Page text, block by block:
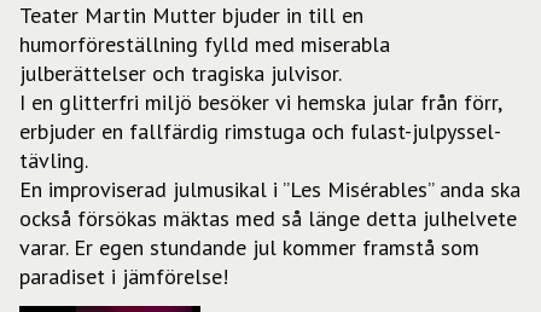
Teater Martin Mutter bjuder in till en
humorföreställning fylld med miserabla
julberättelser och tragiska julvisor.
I en glitterfri miljö besöker vi hemska jular från förr,
erbjuder en fallfärdig rimstuga och fulast-julpyssel-
tävling.
En improviserad julmusikal i ”Les Misérables” anda ska
också försökas mäktas med så länge detta julhelvete
varar. Er egen stundande jul kommer framstå som
paradiset i jämförelse!